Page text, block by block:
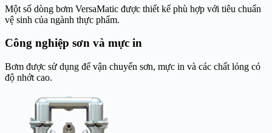
Một số dòng bơm VersaMatic được thiết kế phù hợp với tiêu chuẩn
vệ sinh của ngành thực phẩm.
Công nghiệp sơn và mực in
Bơm được sử dụng để vận chuyển sơn, mực in và các chất lỏng có
độ nhớt cao.